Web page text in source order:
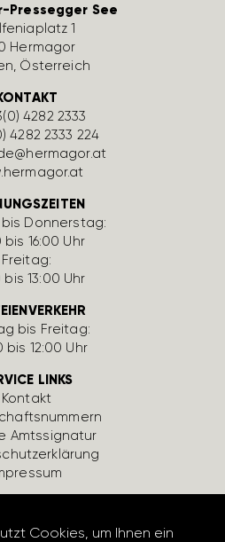
Cookies, um Ihnen ein
Pressegger See
1
Hermagor
Öster­reich
4282 2333
4282 2333 224
Donnerstag:
bis 16:00 Uhr
Freitag:
bis 13:00 Uhr
bis Freitag:
bis 12:00 Uhr
LINKS
Kontakt
Amts­si­gnatur